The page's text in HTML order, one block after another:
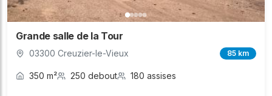
Grande salle de la Tour
03300 Creuzier-le-Vieux 85 km
350 m² 250 debout 180 assises